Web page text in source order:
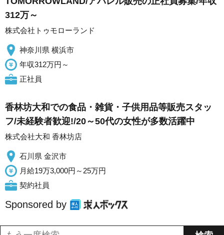
312万～
株式会社トゥモローランド
神奈川県 横浜市
年収312万円～
正社員
香林坊大和での食品・雑貨・子供用品等販売スタッ
フ/未経験者歓迎!/20～50代の女性が多数活躍中
株式会社大和 香林坊店
石川県 金沢市
月給19万3,000円～25万円
契約社員
Sponsored by